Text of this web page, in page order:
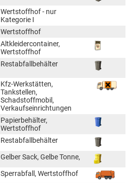
Wertstoffhof - nur
Kategorie I
Wertstoffhof
Altkleidercontainer,
Wertstoffhof
Restabfallbehälter
Kfz-Werkstätten,
Tankstellen,
Schadstoffmobil,
Verkaufseinrichtungen
Papierbehälter,
Wertstoffhof
Restabfallbehälter
Gelber Sack, Gelbe Tonne,
Sperrabfall, Wertstoffhof